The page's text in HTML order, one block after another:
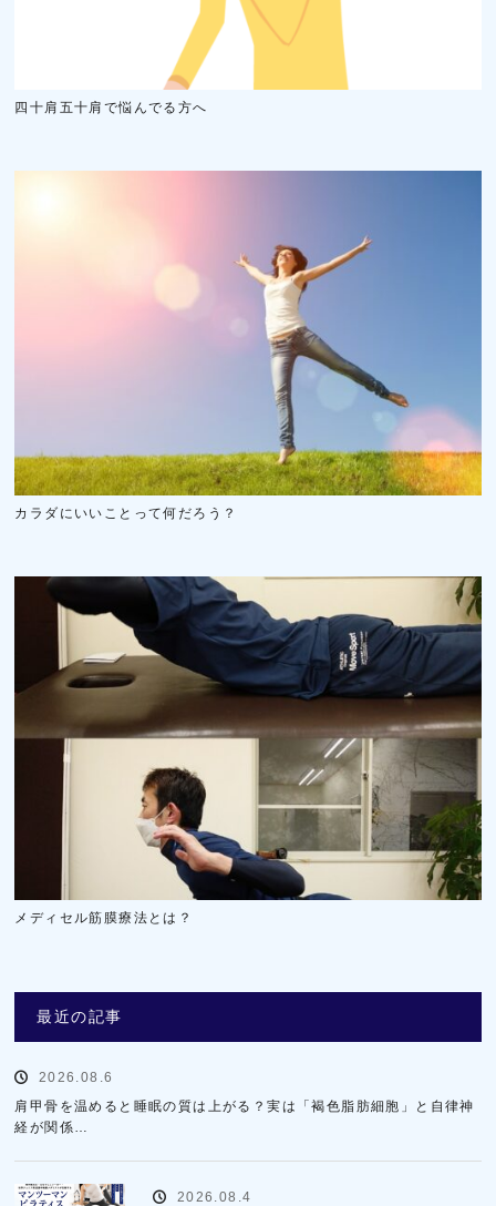
四十肩五十肩で悩んでる方へ
カラダにいいことって何だろう？
メディセル筋膜療法とは？
最近の記事
2026.08.6
肩甲骨を温めると睡眠の質は上がる？実は「褐色脂肪細胞」と自律神
経が関係…
2026.08.4